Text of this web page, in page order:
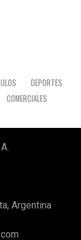
DEPORTES
COMERCIALES
Argentina